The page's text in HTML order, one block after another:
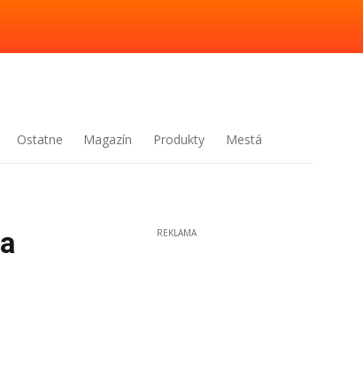
Ostatne Magazín Produkty Mestá
REKLAMA